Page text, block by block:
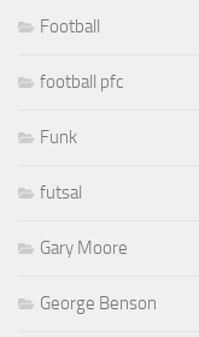
Football
football pfc
Funk
futsal
Gary Moore
George Benson